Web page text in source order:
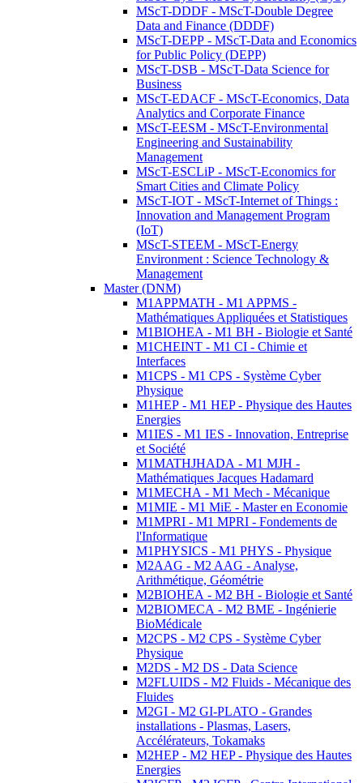
MScT-DDDF - MScT-Double Degree
Data and Finance (DDDF)
MScT-DEPP - MScT-Data and Economics
for Public Policy (DEPP)
MScT-DSB - MScT-Data Science for
Business
MScT-EDACF - MScT-Economics, Data
Analytics and Corporate Finance
MScT-EESM - MScT-Environmental
Engineering and Sustainability
Management
MScT-ESCLiP - MScT-Economics for
Smart Cities and Climate Policy
MScT-IOT - MScT-Internet of Things :
Innovation and Management Program
(IoT)
MScT-STEEM - MScT-Energy
Environment : Science Technology &
Management
Master (DNM)
M1APPMATH - M1 APPMS -
Mathématiques Appliquées et Statistiques
M1BIOHEA - M1 BH - Biologie et Santé
M1CHEINT - M1 CI - Chimie et
Interfaces
M1CPS - M1 CPS - Système Cyber
Physique
M1HEP - M1 HEP - Physique des Hautes
Energies
M1IES - M1 IES - Innovation, Entreprise
et Société
M1MATHJHADA - M1 MJH -
Mathématiques Jacques Hadamard
M1MECHA - M1 Mech - Mécanique
M1MIE - M1 MiE - Master en Economie
M1MPRI - M1 MPRI - Fondements de
l'Informatique
M1PHYSICS - M1 PHYS - Physique
M2AAG - M2 AAG - Analyse,
Arithmétique, Géométrie
M2BIOHEA - M2 BH - Biologie et Santé
M2BIOMECA - M2 BME - Ingénierie
BioMédicale
M2CPS - M2 CPS - Système Cyber
Physique
M2DS - M2 DS - Data Science
M2FLUIDS - M2 Fluids - Mécanique des
Fluides
M2GI - M2 GI-PLATO - Grandes
installations - Plasmas, Lasers,
Accélérateurs, Tokamaks
M2HEP - M2 HEP - Physique des Hautes
Energies